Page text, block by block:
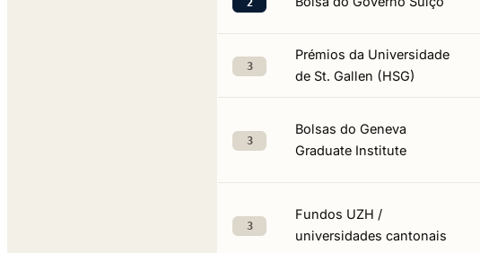
2
3
Prémios da Universidade
de St. Gallen (HSG)
3
Bolsas do Geneva
Graduate Institute
3
Fundos UZH /
universidades cantonais